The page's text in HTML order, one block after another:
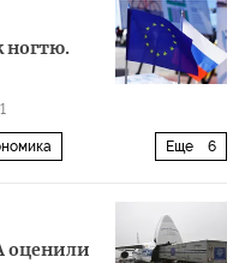
ногтю.
Еще 6
оценили